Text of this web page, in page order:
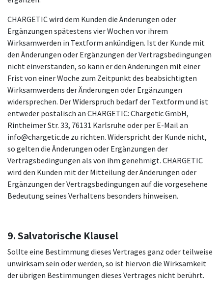
CHARGETIC wird dem Kunden die Änderungen oder
Ergänzungen spätestens vier Wochen vor ihrem
Wirksamwerden in Textform ankündigen. Ist der Kunde mit
den Änderungen oder Ergänzungen der Vertragsbedingungen
nicht einverstanden, so kann er den Änderungen mit einer
Frist von einer Woche zum Zeitpunkt des beabsichtigten
Wirksamwerdens der Änderungen oder Ergänzungen
widersprechen. Der Widerspruch bedarf der Textform und ist
entweder postalisch an CHARGETIC: Chargetic GmbH,
Rintheimer Str. 33, 76131 Karlsruhe oder per E-Mail an
info@chargetic.de zu richten. Widerspricht der Kunde nicht,
so gelten die Änderungen oder Ergänzungen der
Vertragsbedingungen als von ihm genehmigt. CHARGETIC
wird den Kunden mit der Mitteilung der Änderungen oder
Ergänzungen der Vertragsbedingungen auf die vorgesehene
Bedeutung seines Verhaltens besonders hinweisen.
9. Salvatorische Klausel
Sollte eine Bestimmung dieses Vertrages ganz oder teilweise
unwirksam sein oder werden, so ist hiervon die Wirksamkeit
der übrigen Bestimmungen dieses Vertrages nicht berührt.